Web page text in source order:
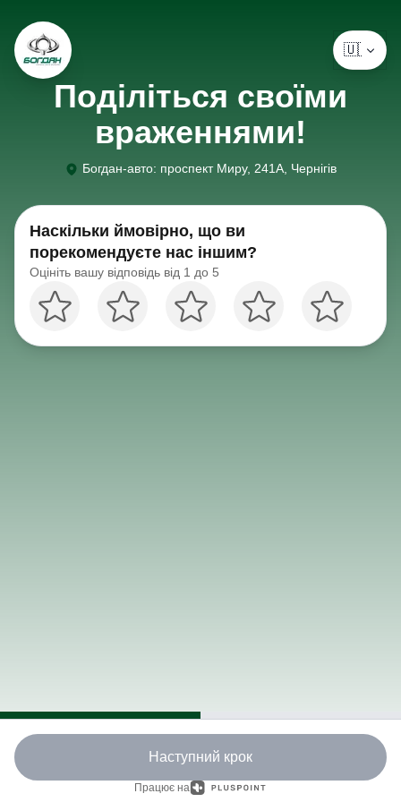
🇺🇦
Поділіться своїми
враженнями!
Богдан-авто: проспект Миру, 241А, Чернігів
Наскільки ймовірно, що ви
порекомендуєте нас іншим?
Оцініть вашу відповідь від 1 до 5
Наступний крок
Працює на